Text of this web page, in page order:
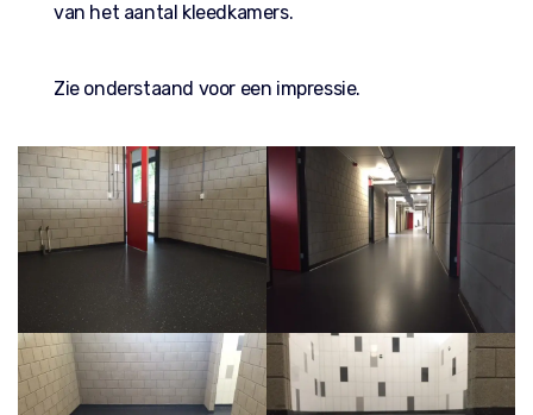
van het aantal kleedkamers.
Zie onderstaand voor een impressie.